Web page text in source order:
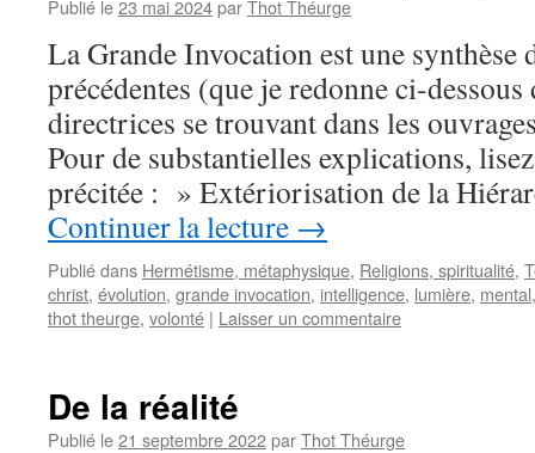
Publié le23 mai 2024parThot Théurge
La Grande Invocation est une synthèse
précédentes (que je redonne ci-dessous
directrices se trouvant dans les
Pour de substantielles explications,
précitée : » Extériorisation de la
Continuer la lecture →
Publié dans Hermétisme, métaphysique, Religions, spiritualité,
christ, évolution, grande invocation, intelligence, lumière, mental
thot theurge, volonté | Laisser un commentaire
De la réalité
Publié le21 septembre 2022parThot Théurge